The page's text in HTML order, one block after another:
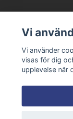
Vi
Vi använder
visas för dig
upplevelse när